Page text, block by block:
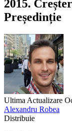
2015.
Președinție
Ultima Actualizare
Alexandru Robea
Distribuie